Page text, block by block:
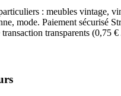
: meubles vintage,
mode. Paiement sécurisé
transparents (0,75 €